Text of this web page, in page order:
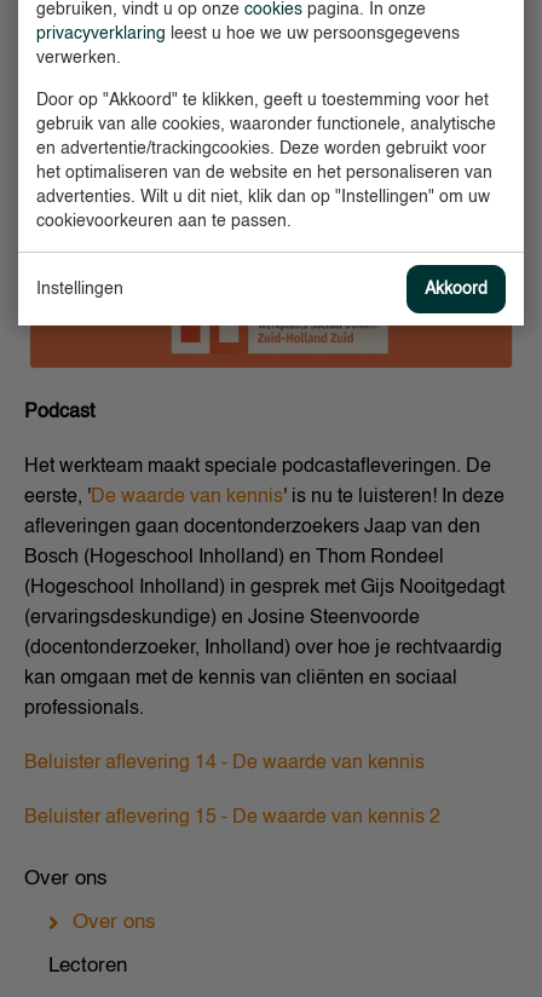
gebruiken, vindt u op onze cookies pagina. In onze
privacyverklaring leest u hoe we uw persoonsgegevens
verwerken.
Door op "Akkoord" te klikken, geeft u toestemming voor het
gebruik van alle cookies, waaronder functionele, analytische
en advertentie/trackingcookies. Deze worden gebruikt voor
het optimaliseren van de website en het personaliseren van
advertenties. Wilt u dit niet, klik dan op "Instellingen" om uw
cookievoorkeuren aan te passen.
Instellingen Akkoord
Over ons
Over ons
Lectoren
Podcast
Het werkteam maakt speciale podcastafleveringen. De
eerste, 'De waarde van kennis' is nu te luisteren! In deze
afleveringen gaan docentonderzoekers Jaap van den
Bosch (Hogeschool Inholland) en Thom Rondeel
(Hogeschool Inholland) in gesprek met Gijs Nooitgedagt
(ervaringsdeskundige) en Josine Steenvoorde
(docentonderzoeker, Inholland) over hoe je rechtvaardig
kan omgaan met de kennis van cliënten en sociaal
professionals.
Beluister aflevering 14 - De waarde van kennis
Beluister aflevering 15 - De waarde van kennis 2